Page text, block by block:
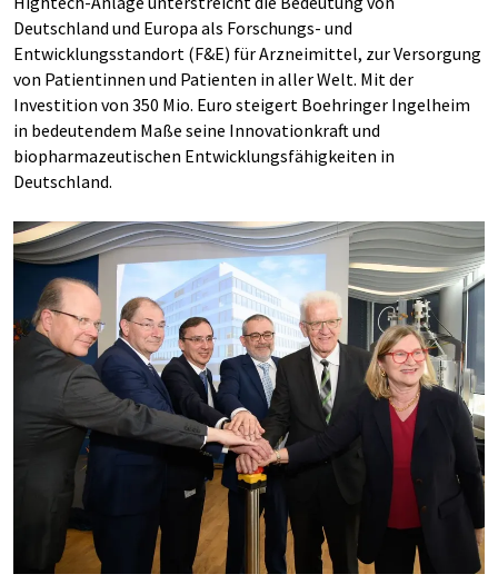
Deutschland und Europa als Forschungs- und
Entwicklungsstandort (F&E) für Arzneimittel, zur Versorgung
von Patientinnen und Patienten in aller Welt. Mit der
Investition von 350 Mio. Euro steigert Boehringer Ingelheim
in bedeutendem Maße seine Innovationkraft und
biopharmazeutischen Entwicklungsfähigkeiten in
Deutschland.